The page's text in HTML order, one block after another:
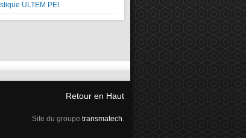
ULTEM PEI
Retour en Haut
Site du groupe transmatech.